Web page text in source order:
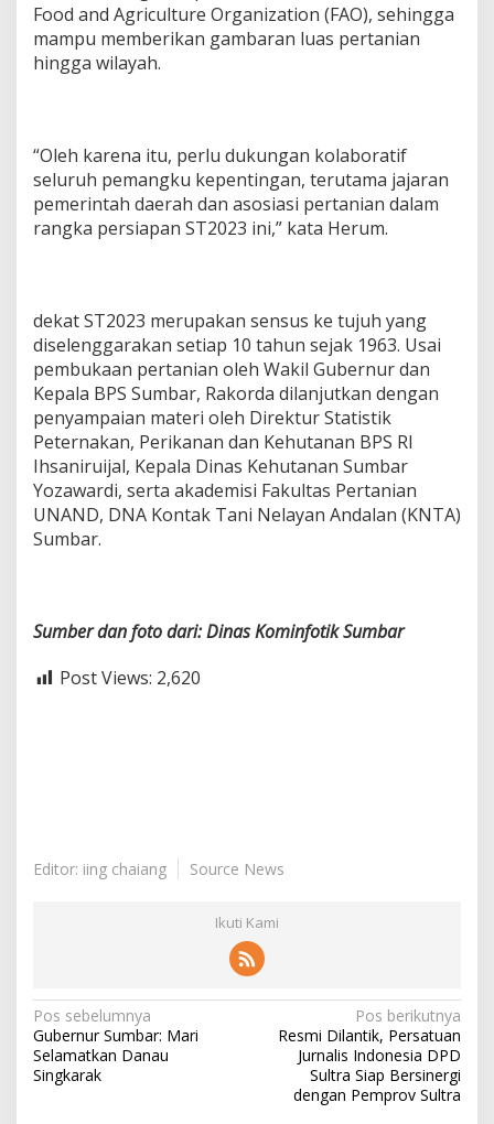
Food and Agriculture Organization (FAO), sehingga
mampu memberikan gambaran luas pertanian
hingga wilayah.
“Oleh karena itu, perlu dukungan kolaboratif
seluruh pemangku kepentingan, terutama jajaran
pemerintah daerah dan asosiasi pertanian dalam
rangka persiapan ST2023 ini,” kata Herum.
dekat ST2023 merupakan sensus ke tujuh yang
diselenggarakan setiap 10 tahun sejak 1963. Usai
pembukaan pertanian oleh Wakil Gubernur dan
Kepala BPS Sumbar, Rakorda dilanjutkan dengan
penyampaian materi oleh Direktur Statistik
Peternakan, Perikanan dan Kehutanan BPS RI
Ihsaniruijal, Kepala Dinas Kehutanan Sumbar
Yozawardi, serta akademisi Fakultas Pertanian
UNAND, DNA Kontak Tani Nelayan Andalan (KNTA)
Sumbar.
Sumberdanfotodari:DinasKominfotikSumbar
Post Views: 2,620
Editor: iing chaiang Source News
Ikuti Kami
N
a
v
Pos sebelumnya
Gubernur Sumbar: Mari
Selamatkan Danau
Singkarak
Pos berikutnya
Resmi Dilantik, Persatuan
Jurnalis Indonesia DPD
Sultra Siap Bersinergi
dengan Pemprov Sultra